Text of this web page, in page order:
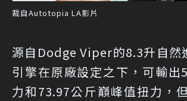
裁自Autotopia LA影片
源自Dodge Viper的8.3升自然
引擎在原廠設定之下，可輸出
力和73.97公斤巔峰值扭力，